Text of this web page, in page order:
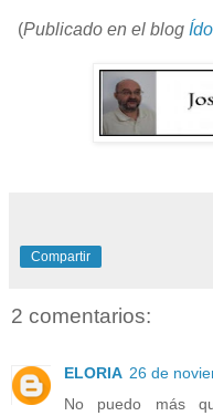
(Publicado en el blog
Compartir
2 comentarios:
ELORIA 26 de
No puedo más